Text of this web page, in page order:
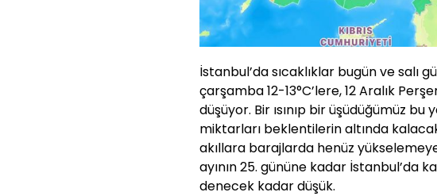
İstanbul’da sıcaklıklar bugün ve salı
çarşamba 12-13°C’lere, 12 Aralık
düşüyor. Bir ısınıp bir üşüdüğümüz
miktarları beklentilerin altında
akıllara barajlarda henüz
ayının 25. gününe kadar İstanbul’da
denecek kadar düşük.